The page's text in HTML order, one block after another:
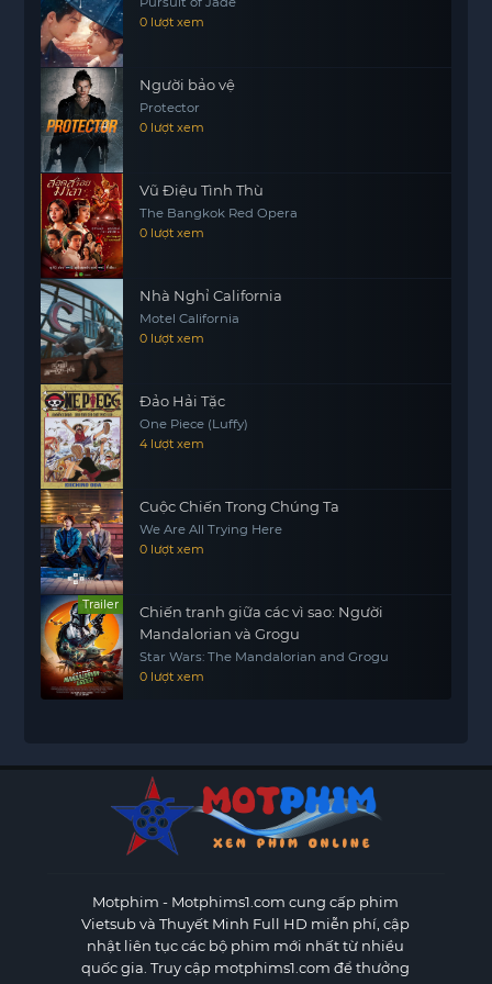
dù mối tình đầu có đẹp đến đâu, thì cuộc sống
vẫn mở ra những cơ hội mới, và tôi không nên
ngần ngại đón nhận.
Cô gái ấy đã đem lại cho tôi những cảm xúc mà
tôi tưởng rằng mình không còn có thể trải nghiệm
nữa. Dần dần, tôi thấy mình đang mở lòng hơn,
sẵn sàng cho một mối quan hệ mới. Tôi không
biết tương lai sẽ ra sao, nhưng tôi cảm thấy hào
hứng với những gì đang chờ đón mình.
Dù mối tình đầu vẫn luôn có một vị trí đặc biệt
trong trái tim tôi, nhưng tôi cũng hiểu rằng cuộc
sống là một hành trình với nhiều lựa chọn và cơ
hội. Và có thể, cô gái xinh đẹp ấy sẽ là một phần
không thể thiếu trong hành trình tiếp theo của tôi.
Tình yêu là điều kỳ diệu, và tôi sẵn sàng khám
phá những điều mới mẻ mà nó mang lại.
Oppa, Em Sẽ Kích
0 lượt xem
Người bảo vệ
Protector
0 lượt xem
Vũ Điệu Tình Thù
The Bangkok Red Opera
0 lượt xem
Nhà Nghỉ California
Motel California
0 lượt xem
Đảo Hải Tặc
One Piece (Luffy)
4 lượt xem
Cuộc Chiến Trong Chúng Ta
We Are All Trying Here
0 lượt xem
Trailer
Chiến tranh giữa các vì sao: Người
Mandalorian và Grogu
Star Wars: The Mandalorian and Grogu
0 lượt xem
Motphim - Motphims1.com cung cấp phim
Vietsub và Thuyết Minh Full HD miễn phí, cập
nhật liên tục các bộ phim mới nhất từ nhiều
quốc gia. Truy cập motphims1.com để thưởng